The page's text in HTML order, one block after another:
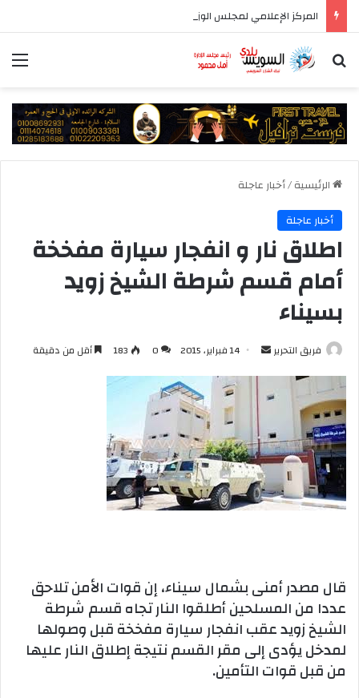
بحث عن
الرئيسية/أخبار عاجلة
أخبار عاجلة
اطلاق نار و انفجار سيارة مفخخة
أمام قسم شرطة الشيخ زويد
بسيناء
فريق التحرير
أرسل
إلكترونيا
14 فبراير، 2015 0
183 أقل من دقيقة
قال مصدر أمنى بشمال سيناء، إن قوات الأمن تلاحق
عددا من المسلحين أطلقوا النار تجاه قسم شرطة
الشيخ زويد عقب انفجار سيارة مفخخة قبل وصولها
لمدخل يؤدى إلى مقر القسم نتيجة إطلاق النار عليها
من قبل قوات التأمين.